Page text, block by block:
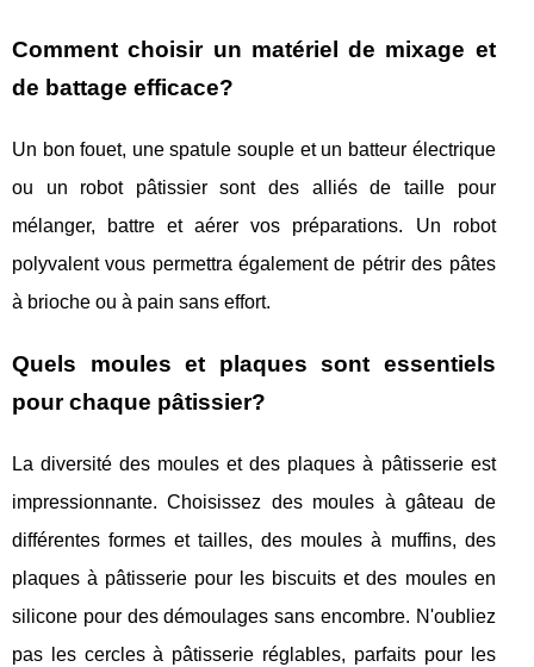
Comment choisir un matériel de mixage et
de battage efficace?
Un bon fouet, une spatule souple et un batteur électrique
ou un robot pâtissier sont des alliés de taille pour
mélanger, battre et aérer vos préparations. Un robot
polyvalent vous permettra également de pétrir des pâtes
à brioche ou à pain sans effort.
Quels moules et plaques sont essentiels
pour chaque pâtissier?
La diversité des moules et des plaques à pâtisserie est
impressionnante. Choisissez des moules à gâteau de
différentes formes et tailles, des moules à muffins, des
plaques à pâtisserie pour les biscuits et des moules en
silicone pour des démoulages sans encombre. N'oubliez
pas les cercles à pâtisserie réglables, parfaits pour les